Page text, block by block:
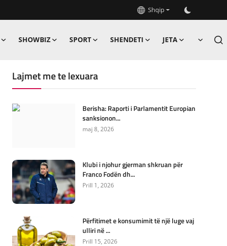
Shqip
SHOWBIZ SPORT SHENDETI JETA
Lajmet me te lexuara
Berisha: Raporti i Parlamentit Europian
sanksionon...
maj 8, 2026
Klubi i njohur gjerman shkruan për
Franco Fodën dh...
Prill 1, 2026
Përfitimet e konsumimit të një luge vaj
ulliri në ...
Prill 15, 2026